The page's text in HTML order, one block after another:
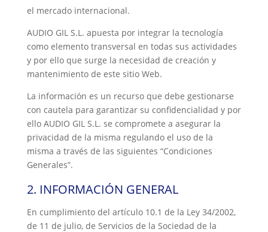
el mercado internacional.
AUDIO GIL S.L. apuesta por integrar la tecnología
como elemento transversal en todas sus actividades
y por ello que surge la necesidad de creación y
mantenimiento de este sitio Web.
La información es un recurso que debe gestionarse
con cautela para garantizar su confidencialidad y por
ello AUDIO GIL S.L. se compromete a asegurar la
privacidad de la misma regulando el uso de la
misma a través de las siguientes “Condiciones
Generales”.
2. INFORMACIÓN GENERAL
En cumplimiento del artículo 10.1 de la Ley 34/2002,
de 11 de julio, de Servicios de la Sociedad de la